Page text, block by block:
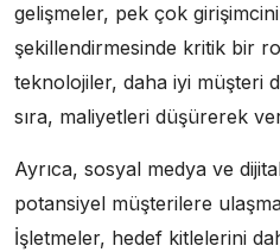
gelişmeler, pek çok
şekillendirmesinde kritik bir
teknolojiler, daha iyi müşteri
sıra, maliyetleri düşürerek
Ayrıca, sosyal medya ve
potansiyel müşterilere
İşletmeler, hedef kitlelerini